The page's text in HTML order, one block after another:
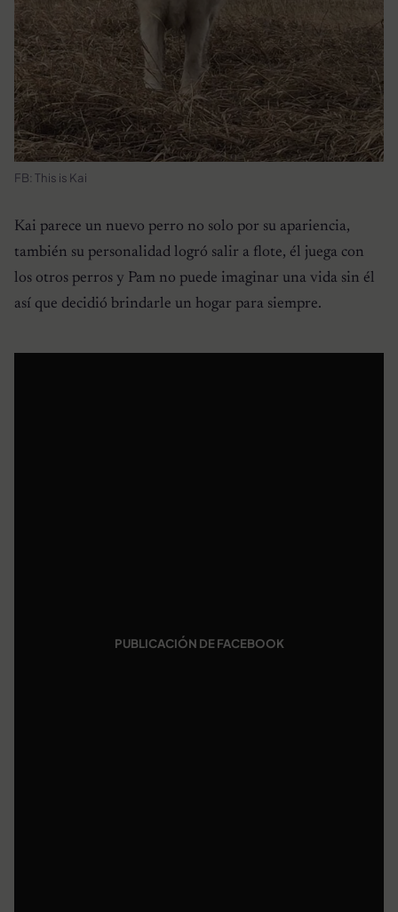
FB: This is Kai
Kai parece un nuevo perro no solo por su apariencia,
también su personalidad logró salir a flote, él juega con
los otros perros y Pam no puede imaginar una vida sin él
así que decidió brindarle un hogar para siempre.
PUBLICACIÓN DE FACEBOOK